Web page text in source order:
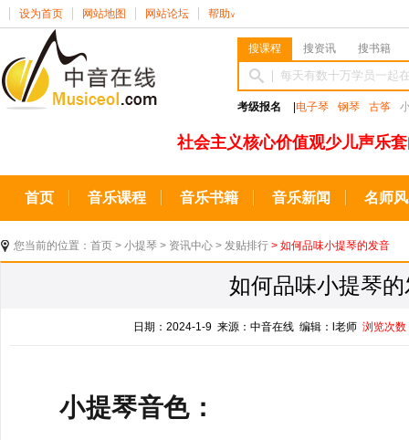
设为首页 网站地图 网站论坛 帮助 ∨
搜课程 搜资讯 搜书籍
考级报名 电子琴 钢琴 古筝
社会主义核心价值观少儿声乐
首页 音乐课程 音乐书籍 音乐新闻 名师
您当前的位置： 首页 > 小提琴 > 资讯中心 > 发贴排行 > 如何品味小提琴的发音
如何品味小提琴
日期：2024-1-9 来源：中音在线 编辑：l老师浏览次数
小提琴音色：